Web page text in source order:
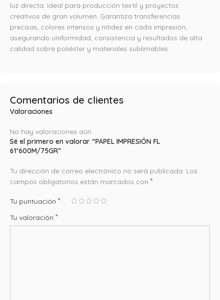
luz directa. Ideal para producción textil y proyectos
creativos de gran volumen. Garantiza transferencias
precisas, colores intensos y nitidez en cada impresión,
asegurando uniformidad, consistencia y resultados de alta
calidad sobre poliéster y materiales sublimables.
Comentarios de clientes
Valoraciones
No hay valoraciones aún.
Sé el primero en valorar “PAPEL IMPRESIÓN FL
61*600M/75GR”
Tu dirección de correo electrónico no será publicada. Los
campos obligatorios están marcados con *
Tu puntuación *
Tu valoración *